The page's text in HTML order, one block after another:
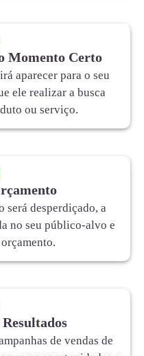
Momento Certo
aparecer para o seu
ele realizar a busca
ou serviço.
será desperdiçado, a
no seu público-alvo e
de vendas de